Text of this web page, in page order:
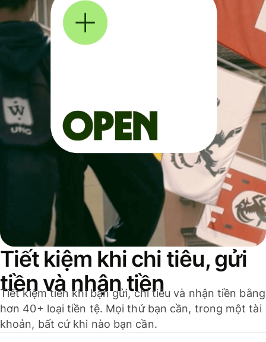
Tiết kiệm khi chi tiêu, gửi
tiền và nhận tiền
Tiết kiệm tiền khi bạn gửi, chi tiêu và nhận tiền bằng
hơn 40+ loại tiền tệ. Mọi thứ bạn cần, trong một tài
khoản, bất cứ khi nào bạn cần.